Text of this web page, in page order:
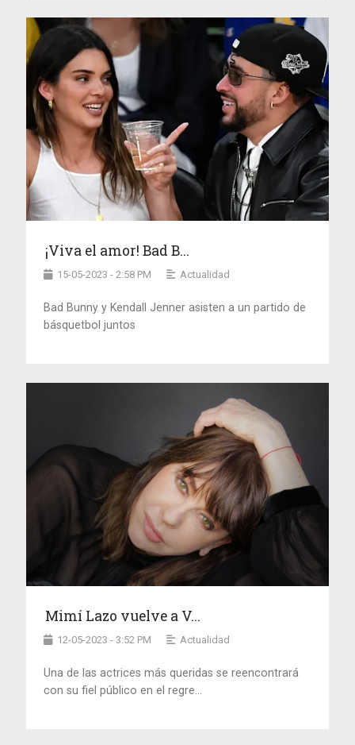
¡Viva el amor! Bad B...
15-05-2023 - 2:58 PM Actualidad
Bad Bunny y Kendall Jenner asisten a un partido de
básquetbol juntos
Mimí Lazo vuelve a V...
12-05-2023 - 3:52 PM Actualidad
Una de las actrices más queridas se reencontrará
con su fiel público en el regre...